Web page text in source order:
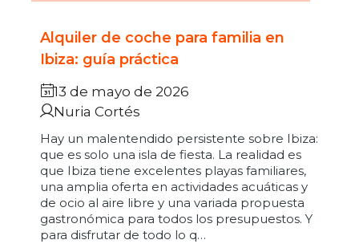
Alquiler de coche para familia en
Ibiza: guía práctica
13 de mayo de 2026
Nuria Cortés
Hay un malentendido persistente sobre Ibiza:
que es solo una isla de fiesta. La realidad es
que Ibiza tiene excelentes playas familiares,
una amplia oferta en actividades acuáticas y
de ocio al aire libre y una variada propuesta
gastronómica para todos los presupuestos. Y
para disfrutar de todo lo q…